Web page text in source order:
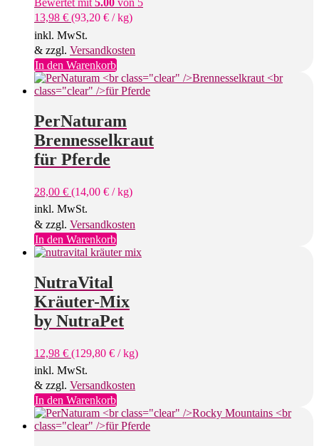
auf
der
werden
Bewertet mit 5.00 von 5
13,98 € (93,20 € /kg)
inkl. MwSt.
& zzgl. Versandkosten
In den Warenkorb
PerNaturam
Brennesselkraut
für Pferde
28,00 € (14,00 € /kg)
inkl. MwSt.
& zzgl. Versandkosten
In den Warenkorb
NutraVital
Kräuter-Mix
by NutraPet
12,98 € (129,80 € /kg)
inkl. MwSt.
& zzgl. Versandkosten
In den Warenkorb